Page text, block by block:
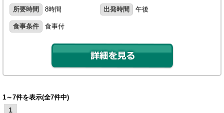
所要時間
8時間 出発時間 午後
食事条件 食事付
1～7件を表示(全7件中)
1